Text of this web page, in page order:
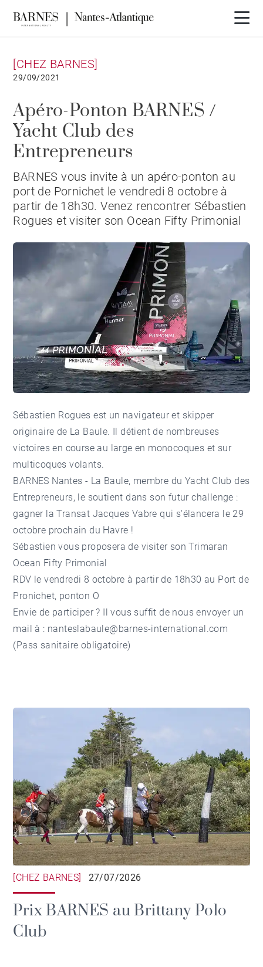
[CHEZ BARNES]
29/09/2021
Apéro-Ponton BARNES /
Yacht Club des
Entrepreneurs
BARNES vous invite à un apéro-ponton au
port de Pornichet le vendredi 8 octobre à
partir de 18h30. Venez rencontrer Sébastien
Rogues et visiter son Ocean Fifty Primonial
Sébastien Rogues est un navigateur et skipper
originaire de La Baule. Il détient de nombreuses
victoires en course au large en monocoques et sur
multicoques volants.
BARNES Nantes - La Baule, membre du Yacht Club des
Entrepreneurs, le soutient dans son futur challenge :
gagner la Transat Jacques Vabre qui s'élancera le 29
octobre prochain du Havre !
Sébastien vous proposera de visiter son Trimaran
Ocean Fifty Primonial
RDV le vendredi 8 octobre à partir de 18h30 au Port de
Pronichet, ponton O
Envie de participer ? Il vous suffit de nous envoyer un
mail à : nanteslabaule@barnes-international.com
(Pass sanitaire obligatoire)
[CHEZ BARNES] 27/07/2026
Prix BARNES au Brittany Polo
Club